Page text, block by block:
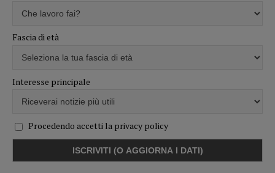
Fascia di età
Interesse principale
Procedendo accetti la privacy policy